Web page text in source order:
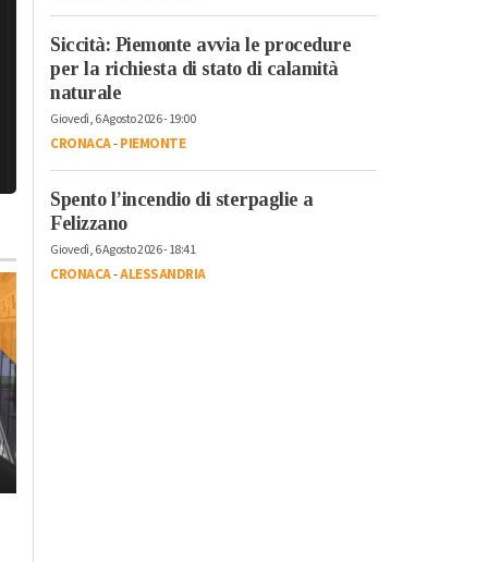
Siccità: Piemonte avvia le procedure
per la richiesta di stato di calamità
naturale
Giovedì, 6 Agosto 2026 - 19:00
CRONACA-PIEMONTE
Spento l’incendio di sterpaglie a
Felizzano
Giovedì, 6 Agosto 2026 - 18:41
CRONACA-ALESSANDRIA